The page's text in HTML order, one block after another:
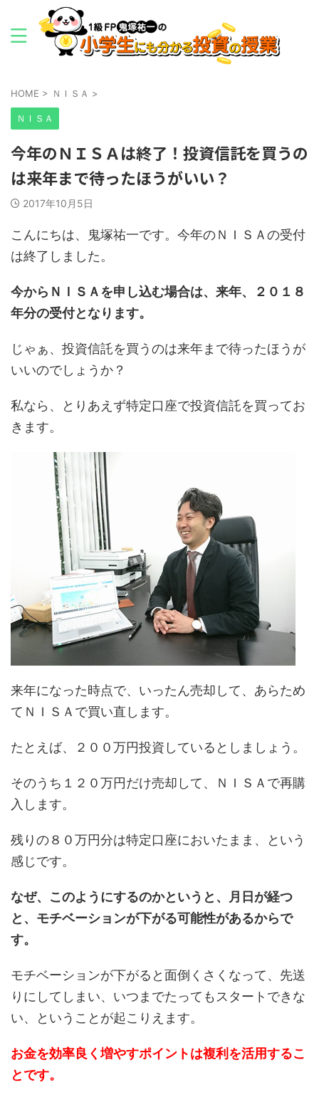
HOME > ＮＩＳＡ >
ＮＩＳＡ
今年のＮＩＳＡは終了！投資信託を買うの
は来年まで待ったほうがいい？
2017年10月5日
こんにちは、鬼塚祐一です。今年のＮＩＳＡの受付
は終了しました。
今からＮＩＳＡを申し込む場合は、来年、２０１８
年分の受付となります。
じゃぁ、投資信託を買うのは来年まで待ったほうが
いいのでしょうか？
私なら、とりあえず特定口座で投資信託を買ってお
きます。
来年になった時点で、いったん売却して、あらため
てＮＩＳＡで買い直します。
たとえば、２００万円投資しているとしましょう。
そのうち１２０万円だけ売却して、ＮＩＳＡで再購
入します。
残りの８０万円分は特定口座においたまま、という
感じです。
なぜ、このようにするのかというと、月日が経つ
と、モチベーションが下がる可能性があるからで
す。
モチベーションが下がると面倒くさくなって、先送
りにしてしまい、いつまでたってもスタートできな
い、ということが起こりえます。
お金を効率良く増やすポイントは複利を活用するこ
とです。